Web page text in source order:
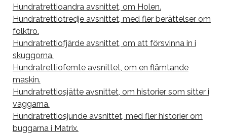
Hundratrettioandra avsnittet, om Holen.
Hundratrettiotredje avsnittet, med fler berättelser om
folktro.
Hundratrettiofjärde avsnittet, om att försvinna in i
skuggorna.
Hundratrettiofemte avsnittet, om en flämtande
maskin.
Hundratrettiosjätte avsnittet, om historier som sitter i
väggarna.
Hundratrettiosjunde avsnittet, med fler historier om
buggarna i Matrix.